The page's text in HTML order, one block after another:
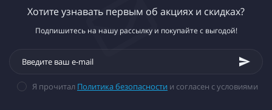
Хотите узнавать первым об акциях и скидках?
Подпишитесь на нашу рассылку и покупайте с выгодой!
Я прочитал Политика безопасности и согласен с условиями